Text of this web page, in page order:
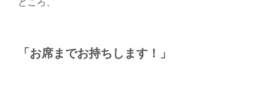
「お席までお持ちします！」